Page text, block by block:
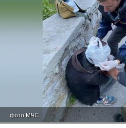
фото МЧС